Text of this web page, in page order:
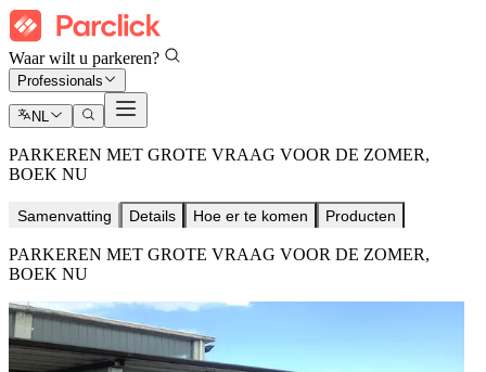
Waar wilt u parkeren?
Professionals
NL
PARKEREN MET GROTE VRAAG VOOR DE ZOMER,
BOEK NU
Samenvatting Details Hoe er te komen Producten
PARKEREN MET GROTE VRAAG VOOR DE ZOMER,
BOEK NU